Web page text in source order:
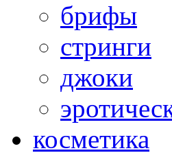
брифы
стринги
джоки
косметика